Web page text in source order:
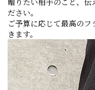
ださい。
ご予算に応じて最高の
きます。